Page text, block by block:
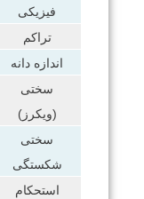
فیزیکی
تراکم
اندازه دانه
سختی
(ویکرز)
سختی
شکستگی
استحکام